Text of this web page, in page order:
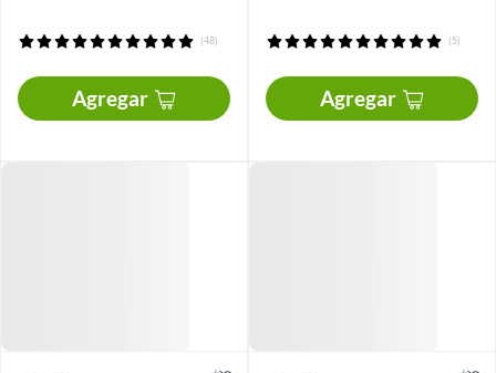
(48)
Agregar
(5)
Agregar